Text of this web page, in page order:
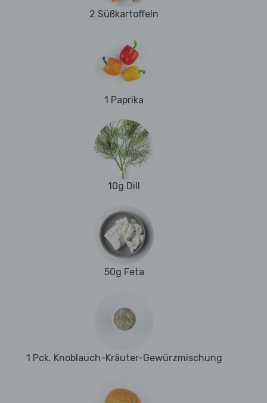
2 Süßkartoffeln
1 Paprika
10g Dill
50g Feta
1 Pck. Knoblauch-Kräuter-Gewürzmischung